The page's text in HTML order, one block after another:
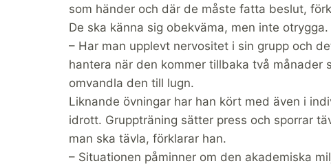
som händer och där de måste fatta beslut,
De ska känna sig obekväma, men inte otrygga.
– Har man upplevt nervositet i sin grupp och
hantera när den kommer tillbaka två månader
omvandla den till lugn.
Liknande övningar har han kört med även i
idrott. Gruppträning sätter press och sporrar
man ska tävla, förklarar han.
– Situationen påminner om den akademiska